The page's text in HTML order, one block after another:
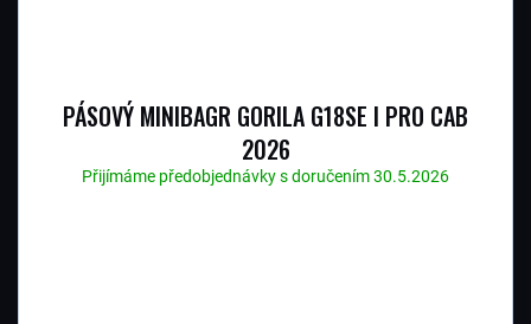
PÁSOVÝ MINIBAGR GORILA G18SE I PRO CAB
2026
Přijímáme předobjednávky s doručením 30.5.2026